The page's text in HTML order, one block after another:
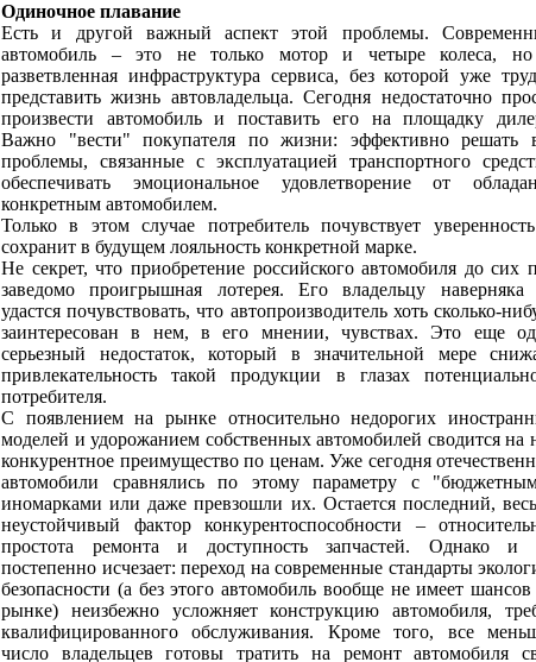
Одиночное плавание
Есть и другой важный аспект этой проблемы.
автомобиль – это не только мотор и четыре колеса,
разветвленная инфраструктура сервиса, без которой уже
представить жизнь автовладельца. Сегодня недостаточно
произвести автомобиль и поставить его на площадку
Важно "вести" покупателя по жизни: эффективно решать
проблемы, связанные с эксплуатацией транспортного
обеспечивать эмоциональное удовлетворение от
конкретным автомобилем.
Только в этом случае потребитель почувствует
сохранит в будущем лояльность конкретной марке.
Не секрет, что приобретение российского автомобиля до сих
заведомо проигрышная лотерея. Его владельцу наверняка
удастся почувствовать, что автопроизводитель хоть сколько-
заинтересован в нем, в его мнении, чувствах. Это еще
серьезный недостаток, который в значительной мере
привлекательность такой продукции в глазах
потребителя.
С появлением на рынке относительно недорогих
моделей и удорожанием собственных автомобилей сводится на
конкурентное преимущество по ценам. Уже сегодня
автомобили сравнялись по этому параметру с
иномарками или даже превзошли их. Остается последний,
неустойчивый фактор конкурентоспособности –
простота ремонта и доступность запчастей. Однако и
постепенно исчезает: переход на современные стандарты
безопасности (а без этого автомобиль вообще не имеет шансов
рынке) неизбежно усложняет конструкцию автомобиля,
квалифицированного обслуживания. Кроме того, все
число владельцев готовы тратить на ремонт автомобиля